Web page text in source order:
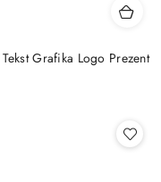
Grafika Logo Prezent